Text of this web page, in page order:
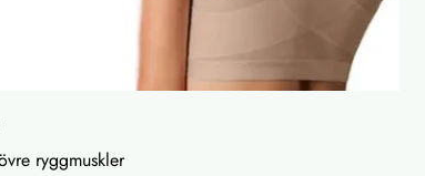
ryggmuskler